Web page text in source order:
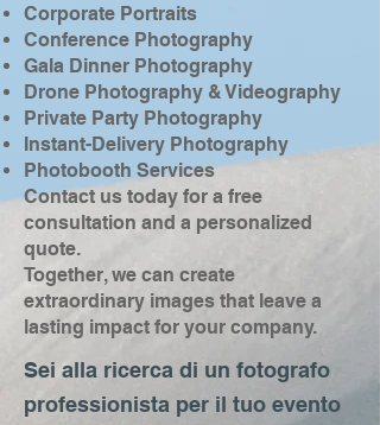
Corporate Portraits
Conference Photography
Gala Dinner Photography
Drone Photography & Videography
Private Party Photography
Instant-Delivery Photography
Photobooth Services
Contact us today for a free
consultation and a personalized
quote.
Together, we can create
extraordinary images that leave a
lasting impact for your company.
Sei alla ricerca di un fotografo
professionista per il tuo evento